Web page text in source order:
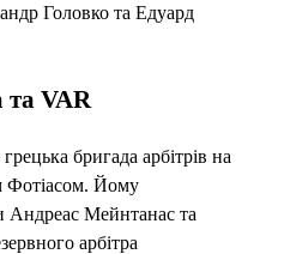
Головко та Едуард
та VAR
бригада арбітрів на
Фотіасом. Йому
Андреас Мейнтанас та
арбітра